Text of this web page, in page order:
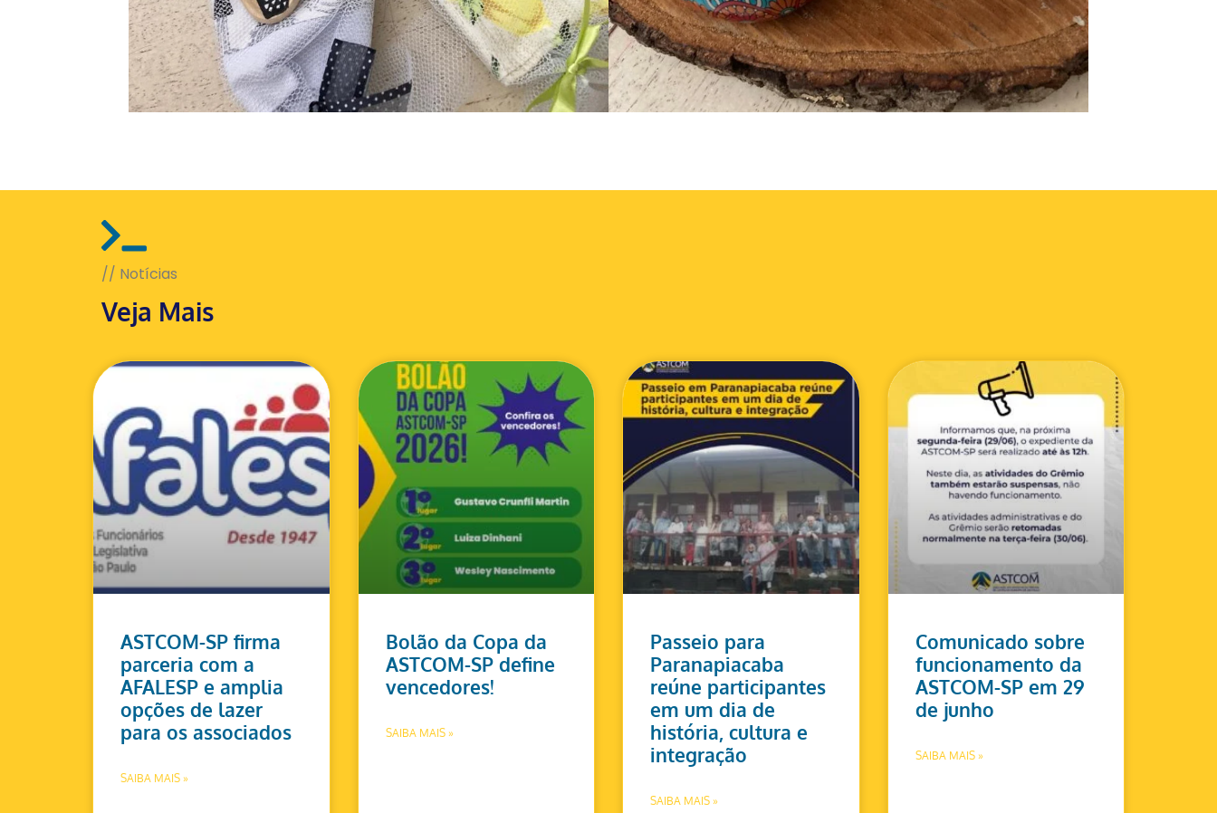
// Notícias
Veja Mais
ASTCOM-SP firma
parceria com a
AFALESP e amplia
opções de lazer
para os associados
SAIBA MAIS »
Bolão da Copa da
ASTCOM-SP define
vencedores!
SAIBA MAIS »
Passeio para
Paranapiacaba
reúne participantes
em um dia de
história, cultura e
integração
SAIBA MAIS »
Comunicado sobre
funcionamento da
ASTCOM-SP em 29
de junho
SAIBA MAIS »